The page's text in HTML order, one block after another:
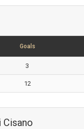
Goals
3
12
Cisano